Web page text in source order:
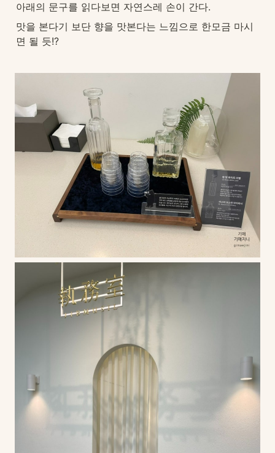
아래의 문구를 읽다보면 자연스레 손이 간다.
맛을 본다기 보단 향을 맛본다는 느낌으로 한모금 마시
면 될 듯!?